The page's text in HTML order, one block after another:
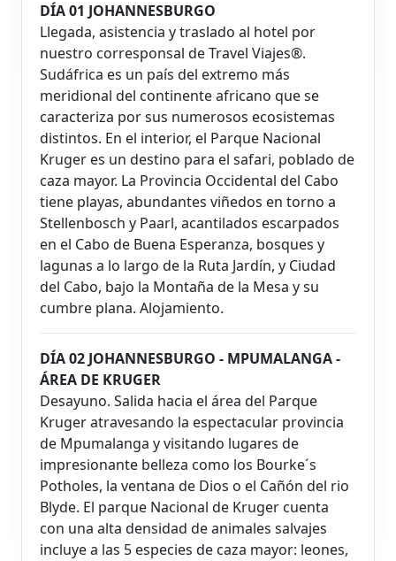
DÍA 01 JOHANNESBURGO
Llegada, asistencia y traslado al hotel por
nuestro corresponsal de Travel Viajes®.
Sudáfrica es un país del extremo más
meridional del continente africano que se
caracteriza por sus numerosos ecosistemas
distintos. En el interior, el Parque Nacional
Kruger es un destino para el safari, poblado de
caza mayor. La Provincia Occidental del Cabo
tiene playas, abundantes viñedos en torno a
Stellenbosch y Paarl, acantilados escarpados
en el Cabo de Buena Esperanza, bosques y
lagunas a lo largo de la Ruta Jardín, y Ciudad
del Cabo, bajo la Montaña de la Mesa y su
cumbre plana. Alojamiento.
DÍA 02 JOHANNESBURGO - MPUMALANGA -
ÁREA DE KRUGER
Desayuno. Salida hacia el área del Parque
Kruger atravesando la espectacular provincia
de Mpumalanga y visitando lugares de
impresionante belleza como los Bourke´s
Potholes, la ventana de Dios o el Cañón del rio
Blyde. El parque Nacional de Kruger cuenta
con una alta densidad de animales salvajes
incluye a las 5 especies de caza mayor: leones,